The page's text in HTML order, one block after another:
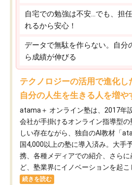
自宅での勉強は不安…でも、担
れるから安心！
データで無駄を作らない。自分
ら成績が伸びる
テクノロジーの活用で進化し
自分の人生を生きる人を増や
atama＋ オンライン塾は、2017年
会社が手掛けるオンライン指導型
しい存在ながら、独自のAI教材「
国4,000以上の塾に導入済み。大手
携、各種メディアでの紹介、さら
ど、塾業界にイノベーションを起こ
続きを読む